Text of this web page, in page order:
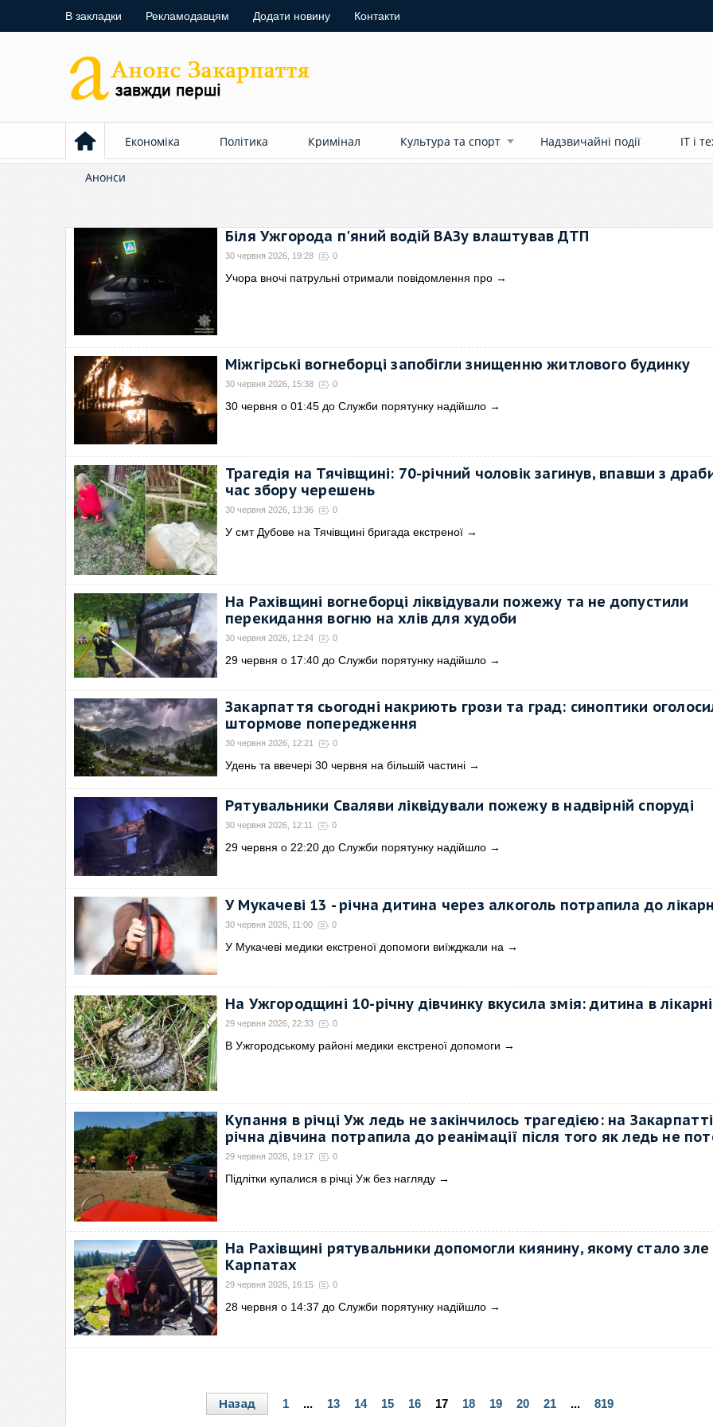
В закладки Рекламодавцям Додати новину Контакти
Економіка Політика Кримінал Культура та спорт Надзвичайні події ІТ і
Анонси
Біля Ужгорода п'яний водій ВАЗу влаштував ДТП
30 червня 2026, 19:28 0
Учора вночі патрульні отримали повідомлення про →
Міжгірські вогнеборці запобігли знищенню житлового будинку
30 червня 2026, 15:38 0
30 червня о 01:45 до Служби порятунку надійшло →
Трагедія на Тячівщині: 70-річний чоловік загинув, впавши з
час збору черешень
30 червня 2026, 13:36 0
У смт Дубове на Тячівщині бригада екстреної →
На Рахівщині вогнеборці ліквідували пожежу та не допустили
перекидання вогню на хлів для худоби
30 червня 2026, 12:24 0
29 червня о 17:40 до Служби порятунку надійшло →
Закарпаття сьогодні накриють грози та град: синоптики
штормове попередження
30 червня 2026, 12:21 0
Удень та ввечері 30 червня на більшій частині →
Рятувальники Сваляви ліквідували пожежу в надвірній споруді
30 червня 2026, 12:11 0
29 червня о 22:20 до Служби порятунку надійшло →
У Мукачеві 13 - річна дитина через алкоголь потрапила до
30 червня 2026, 11:00 0
У Мукачеві медики екстреної допомоги виїжджали на →
На Ужгородщині 10-річну дівчинку вкусила змія: дитина в лікарні
29 червня 2026, 22:33 0
В Ужгородському районі медики екстреної допомоги →
Купання в річці Уж ледь не закінчилось трагедією: на
річна дівчина потрапила до реанімації після того як ледь не
29 червня 2026, 19:17 0
Підлітки купалися в річці Уж без нагляду →
На Рахівщині рятувальники допомогли киянину, якому стало зле
Карпатах
29 червня 2026, 16:15 0
28 червня о 14:37 до Служби порятунку надійшло →
Назад 1 ... 13 14 15 16 17 18 19 20 21 ... 819